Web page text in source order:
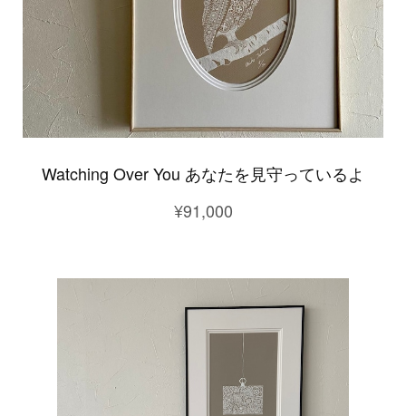
Watching Over You あなたを見守っているよ
¥91,000